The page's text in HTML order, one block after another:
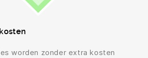
worden zonder extra kosten